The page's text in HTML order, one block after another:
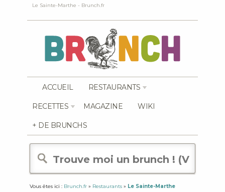
Le Sainte-Marthe - Brunch.fr
ACCUEIL RESTAURANTS
RECETTES MAGAZINE WIKI
+ DE BRUNCHS
Vous êtes ici : Brunch.fr » Restaurants » Le Sainte-Marthe